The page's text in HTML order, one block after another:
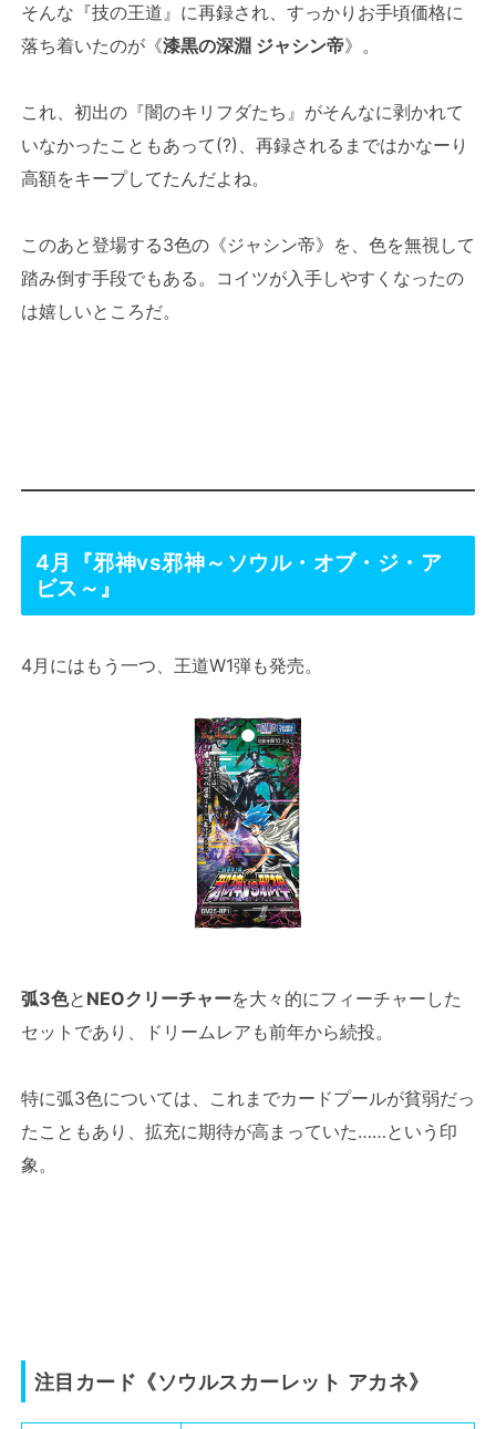
そんな『技の王道』に再録され、すっかりお手頃価格に
落ち着いたのが《漆黒の深淵 ジャシン帝》。
これ、初出の『闇のキリフダたち』がそんなに剥かれて
いなかったこともあって(?)、再録されるまではかなーり
高額をキープしてたんだよね。
このあと登場する3色の《ジャシン帝》を、色を無視して
踏み倒す手段でもある。コイツが入手しやすくなったの
は嬉しいところだ。
4月『邪神vs邪神～ソウル・オブ・ジ・ア
ビス～』
4月にはもう一つ、王道W1弾も発売。
弧3色と NEOクリーチャーを大々的にフィーチャーした
セットであり、ドリームレアも前年から続投。
特に弧3色については、これまでカードプールが貧弱だっ
たこともあり、拡充に期待が高まっていた……という印
象。
注目カード《ソウルスカーレット アカネ》